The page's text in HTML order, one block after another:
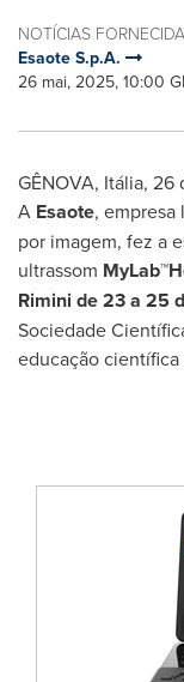
NOTÍCIAS
Esaote S.p.A.
26 mai, 2025, 10:00
GÊNOVA, Itália, 26
A Esaote,
por imagem, fez a
ultrassom
Rimini de 23 a 25
Sociedade
educação